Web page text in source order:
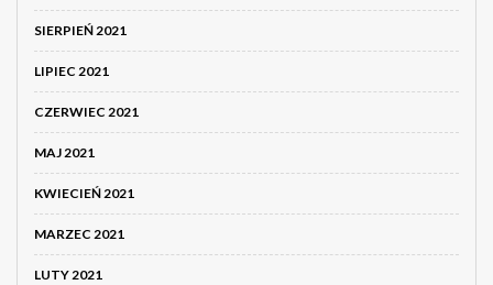
SIERPIEŃ 2021
LIPIEC 2021
CZERWIEC 2021
MAJ 2021
KWIECIEŃ 2021
MARZEC 2021
LUTY 2021